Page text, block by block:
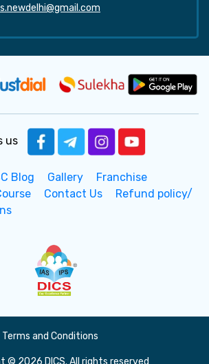
us
Blog Gallery
Franchise
Contact Us
Refund policy/
Terms and Conditions